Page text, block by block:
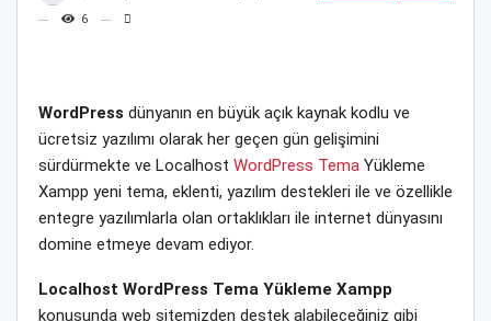
6
WordPress dünyanın en büyük açık kaynak kodlu ve
ücretsiz yazılımı olarak her geçen gün gelişimini
sürdürmekte ve Localhost WordPress Tema Yükleme
Xampp yeni tema, eklenti, yazılım destekleri ile ve özellikle
entegre yazılımlarla olan ortaklıkları ile internet dünyasını
domine etmeye devam ediyor.
Localhost WordPress Tema Yükleme Xampp
konusunda web sitemizden destek alabileceğiniz gibi